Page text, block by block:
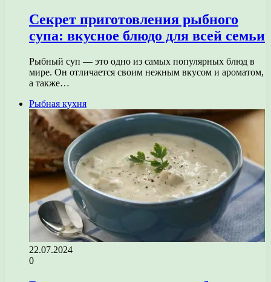
Секрет приготовления рыбного
супа: вкусное блюдо для всей семьи
Рыбный суп — это одно из самых популярных блюд в
мире. Он отличается своим нежным вкусом и ароматом,
а также…
Рыбная кухня
22.07.2024
0